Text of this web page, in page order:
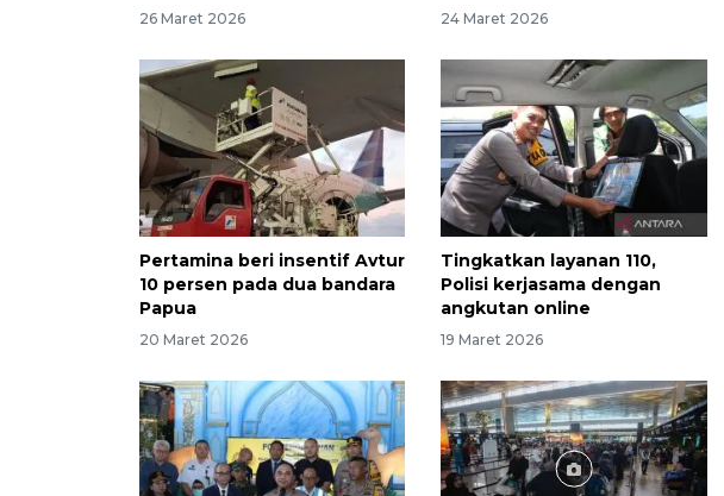
26 Maret 2026 24 Maret 2026
Pertamina beri insentif Avtur
10 persen pada dua bandara
Papua
20 Maret 2026
Tingkatkan layanan 110,
Polisi kerjasama dengan
angkutan online
19 Maret 2026